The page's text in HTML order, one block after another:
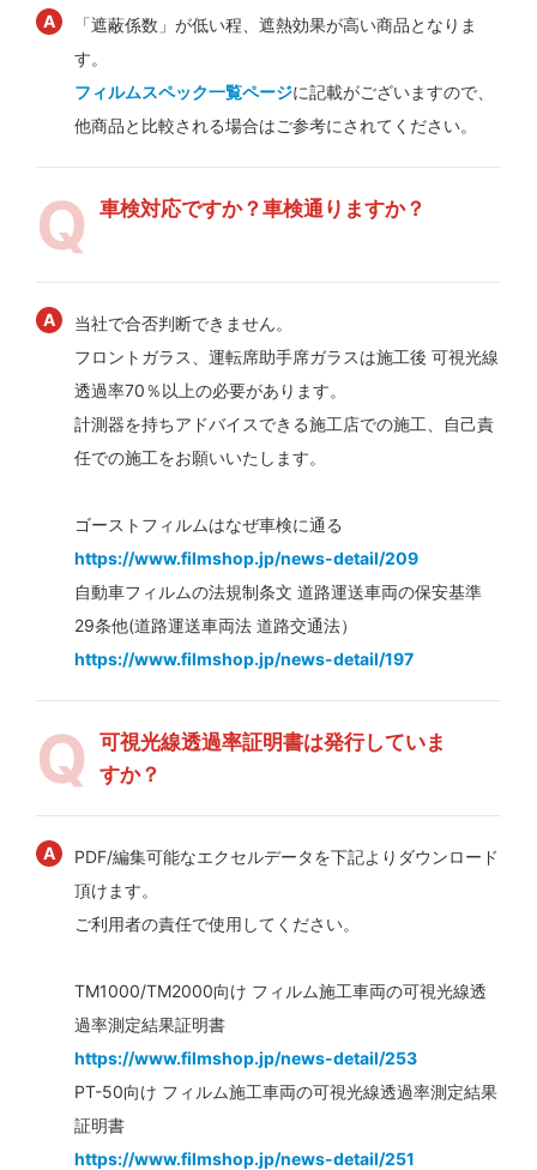
「遮蔽係数」が低い程、遮熱効果が高い商品となりま
す。
フィルムスペック一覧ページに記載がございますので、
他商品と比較される場合はご参考にされてください。
車検対応ですか？車検通りますか？
当社で合否判断できません。
フロントガラス、運転席助手席ガラスは施工後 可視光線
透過率70％以上の必要があります。
計測器を持ちアドバイスできる施工店での施工、自己責
任での施工をお願いいたします。
ゴーストフィルムはなぜ車検に通る
https://www.filmshop.jp/news-detail/209
自動車フィルムの法規制条文 道路運送車両の保安基準
29条他(道路運送車両法 道路交通法）
https://www.filmshop.jp/news-detail/197
可視光線透過率証明書は発行していま
すか？
PDF/編集可能なエクセルデータを下記よりダウンロード
頂けます。
ご利用者の責任で使用してください。
TM1000/TM2000向け フィルム施工車両の可視光線透
過率測定結果証明書
https://www.filmshop.jp/news-detail/253
PT-50向け フィルム施工車両の可視光線透過率測定結果
証明書
https://www.filmshop.jp/news-detail/251